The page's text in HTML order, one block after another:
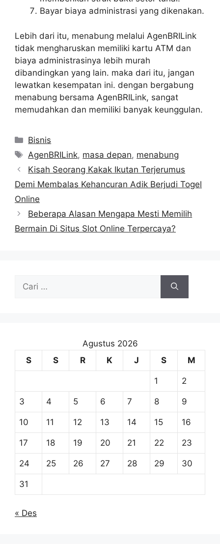
Bayar biaya administrasi yang dikenakan.
Lebih dari itu, menabung melalui AgenBRILink
tidak mengharuskan memiliki kartu ATM dan
biaya administrasinya lebih murah
dibandingkan yang lain. maka dari itu, jangan
lewatkan kesempatan ini. dengan bergabung
menabung bersama AgenBRILink, sangat
memudahkan dan memiliki banyak keunggulan.
Kategori
Bisnis
Tag
AgenBRILink, masa depan, menabung
Kisah Seorang Kakak Ikutan Terjerumus
Demi Membalas Kehancuran Adik Berjudi Togel
Online
Beberapa Alasan Mengapa Mesti Memilih
Bermain Di Situs Slot Online Terpercaya?
untuk:
Agustus 2026
S
S R K J S M
1 2
3 4 5 6 7 8 9
10 11 12 13 14 15 16
17 18 19 20 21 22 23
24 25 26 27 28 29 30
31
« Des